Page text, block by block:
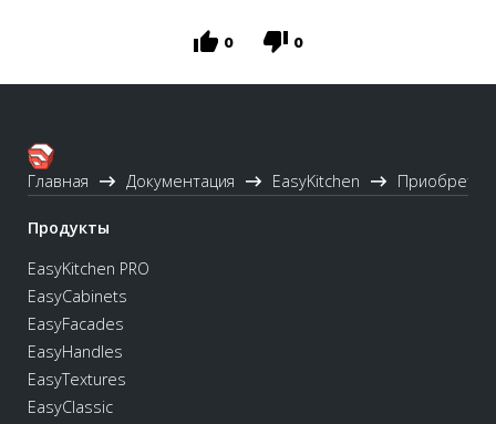
0 0
Главная Документация EasyKitchen
Продукты
EasyKitchen PRO
EasyCabinets
EasyFacades
EasyHandles
EasyTextures
EasyClassic